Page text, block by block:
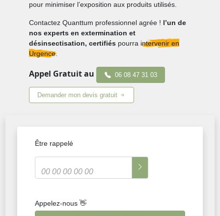
pour minimiser l’exposition aux produits utilisés.
Contactez Quanttum professionnel agrée ! l’un de
nos experts en extermination et
désinsectisation, certifiés pourraintervenir en
Urgence.
Appel Gratuit au 06 08 47 31 03
Demander mon devis gratuit
Être rappelé
Appelez-nous 👋